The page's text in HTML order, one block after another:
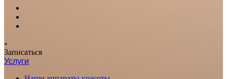
Записаться
Услуги